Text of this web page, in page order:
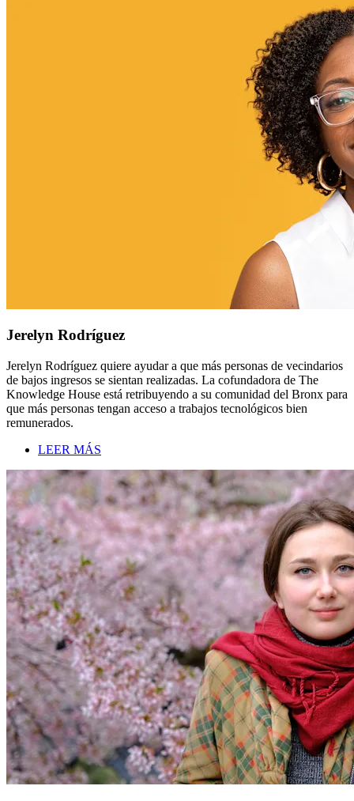
Jerelyn Rodríguez
Jerelyn Rodríguez quiere ayudar a que más personas de vecindarios
de bajos ingresos se sientan realizadas. La cofundadora de The
Knowledge House está retribuyendo a su comunidad del Bronx para
que más personas tengan acceso a trabajos tecnológicos bien
remunerados.
LEER MÁS